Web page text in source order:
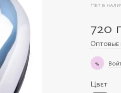
Нет в
720
Оптовые
%
Цвет